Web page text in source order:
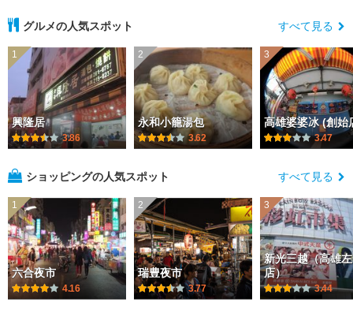
グルメの人気スポット すべて見る
1
興隆居
3.86
2
永和小籠湯包
3.62
3
高雄婆婆冰 (創始
3.47
ショッピングの人気スポット すべて見る
1
六合夜市
4.16
2
瑞豊夜市
3.77
3
新光三越（高雄
店）
3.44